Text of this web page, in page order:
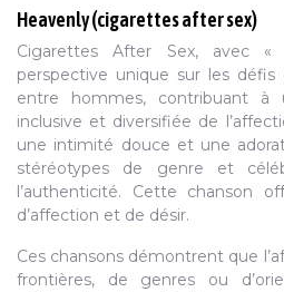
Heavenly (cigarettes after sex)
Cigarettes After Sex, avec
perspective unique sur les défis
entre hommes, contribuant à
inclusive et diversifiée de
une intimité douce et une
stéréotypes de genre et
l’authenticité. Cette chanson
d’affection et de désir.
Ces chansons démontrent que
frontières, de genres ou